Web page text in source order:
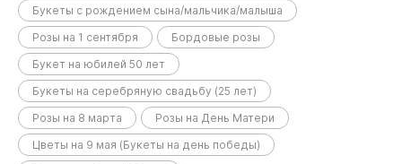
Букеты с рождением сына/мальчика/малыша
Розы на 1 сентября
Бордовые розы
Букет на юбилей 50 лет
Букеты на серебряную свадьбу (25 лет)
Розы на 8 марта
Розы на День Матери
Цветы на 9 мая (Букеты на день победы)